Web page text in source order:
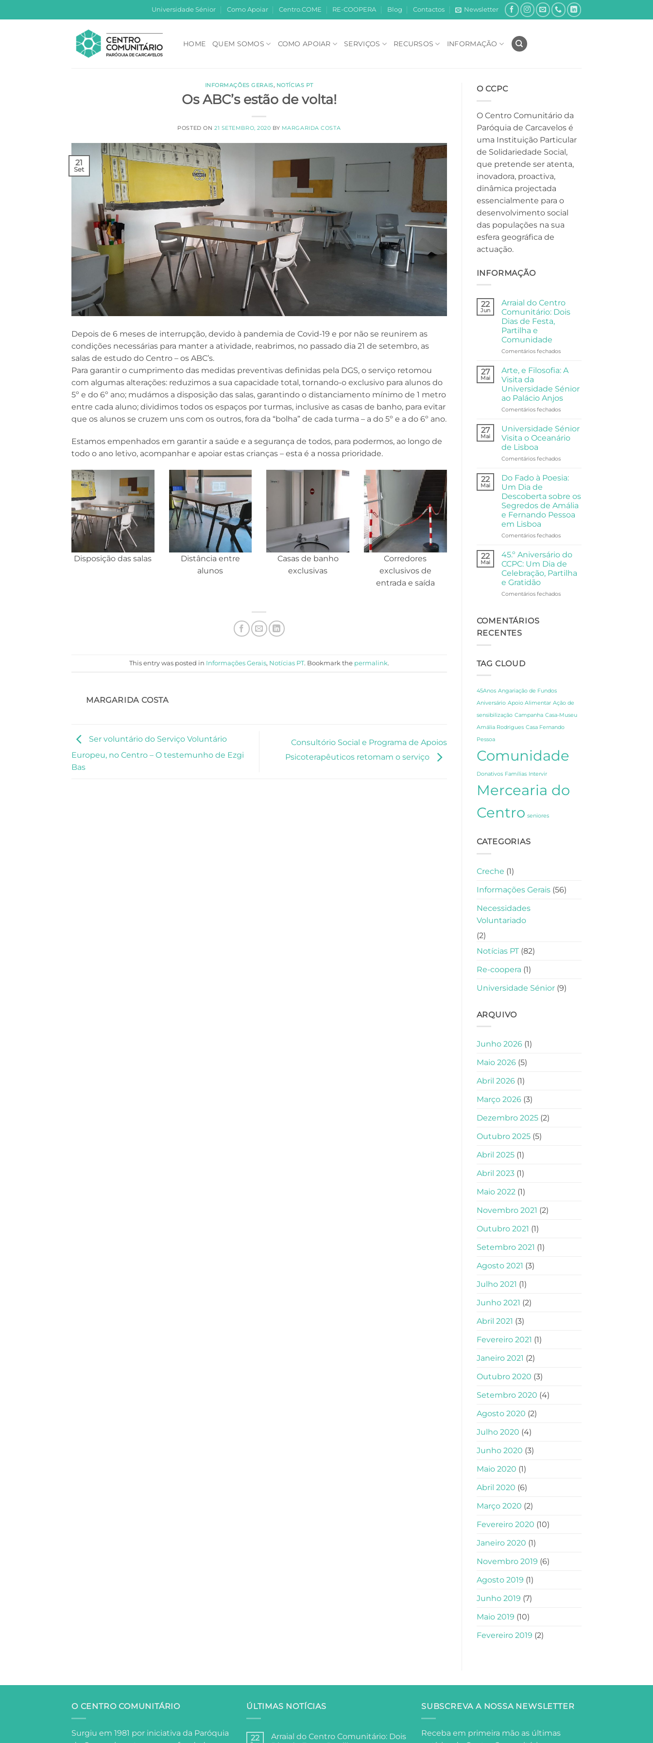
to
Universidade Sénior Como Apoiar Centro.COME RE-COOPERA Blog Contactos Newsletter
HOME QUEM SOMOS COMO APOIAR SERVIÇOS RECURSOS INFORMAÇÃO
INFORMAÇÕES GERAIS, NOTÍCIAS PT
Os ABC’s estão de volta!
POSTED ON 21 SETEMBRO, 2020 BY MARGARIDA COSTA
21
Set
Depois de 6 meses de interrupção, devido à pandemia de Covid-19 e por não se reunirem as
condições necessárias para manter a atividade, reabrimos, no passado dia 21 de setembro, as
salas de estudo do Centro – os ABC’s.
Para garantir o cumprimento das medidas preventivas definidas pela DGS, o serviço retomou
com algumas alterações: reduzimos a sua capacidade total, tornando-o exclusivo para alunos do
5º e do 6º ano; mudámos a disposição das salas, garantindo o distanciamento mínimo de 1 metro
entre cada aluno; dividimos todos os espaços por turmas, inclusive as casas de banho, para evitar
que os alunos se cruzem uns com os outros, fora da “bolha” de cada turma – a do 5º e a do 6º ano.
Estamos empenhados em garantir a saúde e a segurança de todos, para podermos, ao longo de
todo o ano letivo, acompanhar e apoiar estas crianças – esta é a nossa prioridade.
Disposição das salas
Distância entre
alunos
Casas de banho
exclusivas
Corredores
exclusivos de
entrada e saída
This entry was posted in Informações Gerais, Notícias PT. Bookmark the permalink.
MARGARIDA COSTA
Ser voluntário do Serviço Voluntário
Europeu, no Centro – O testemunho de Ezgi
Bas
Consultório Social e Programa de Apoios
Psicoterapêuticos retomam o serviço
O CCPC
O Centro Comunitário da
Paróquia de Carcavelos é
uma Instituição Particular
de Solidariedade Social,
que pretende ser atenta,
inovadora, proactiva,
dinâmica projectada
essencialmente para o
desenvolvimento social
das populações na sua
esfera geográfica de
actuação.
INFORMAÇÃO
22
Jun
Arraial do Centro
Comunitário: Dois
Dias de Festa,
Partilha e
Comunidade
Comentários fechadosem
do
Dois
Dias
de
Partilha
e
Comunidade
27
Mai
Arte, e Filosofia: A
Visita da
Universidade Sénior
ao Palácio Anjos
Comentários fechadosem
e
Filosofia:
A
da
Sénior
Anjos
27
Mai
Universidade Sénior
Visita o Oceanário
de Lisboa
Comentários fechadosem
Sénior
Oceanário
de
Lisboa
22
Mai
Do Fado à Poesia:
Um Dia de
Descoberta sobre os
Segredos de Amália
e Fernando Pessoa
em Lisboa
Comentários fechadosem
Fado
à
Poesia:
Um
de
22
Mai
45.º Aniversário do
CCPC: Um Dia de
Celebração, Partilha
e Gratidão
Comentários fechadosem
COMENTÁRIOS
RECENTES
TAG CLOUD
45Anos Angariação de Fundos
Aniversário Apoio Alimentar Ação de
sensibilização Campanha Casa-Museu
Amália Rodrigues Casa Fernando
Pessoa
Comunidade
Donativos Famílias Intervir
Mercearia do
Centro seniores
CATEGORIAS
Creche (1)
Informações Gerais(56)
Necessidades
Voluntariado
(2)
Notícias PT(82)
Re-coopera (1)
Universidade Sénior(9)
ARQUIVO
Junho 2026(1)
Maio 2026(5)
Abril 2026(1)
Março 2026(3)
Dezembro 2025(2)
Outubro 2025(5)
Abril 2025(1)
Abril 2023(1)
Maio 2022(1)
Novembro 2021 (2)
Outubro 2021 (1)
Setembro 2021 (1)
Agosto 2021 (3)
Julho 2021 (1)
Junho 2021 (2)
Abril 2021 (3)
Fevereiro 2021 (1)
Janeiro 2021 (2)
Outubro 2020 (3)
Setembro 2020 (4)
Agosto 2020 (2)
Julho 2020 (4)
Junho 2020 (3)
Maio 2020 (1)
Abril 2020 (6)
Março 2020 (2)
Fevereiro 2020 (10)
Janeiro 2020 (1)
Novembro 2019 (6)
Agosto 2019 (1)
Junho 2019 (7)
Maio 2019 (10)
Fevereiro 2019 (2)
O CENTRO COMUNITÁRIO
Surgiu em 1981 por iniciativa da Paróquia
ÚLTIMAS NOTÍCIAS
22
Arraial do Centro Comunitário: Dois
SUBSCREVA A NOSSA NEWSLETTER
Receba em primeira mão as últimas